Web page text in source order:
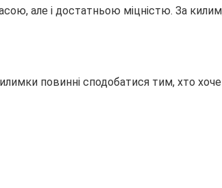
але і достатньою міцністю. За
повинні сподобатися тим, хто